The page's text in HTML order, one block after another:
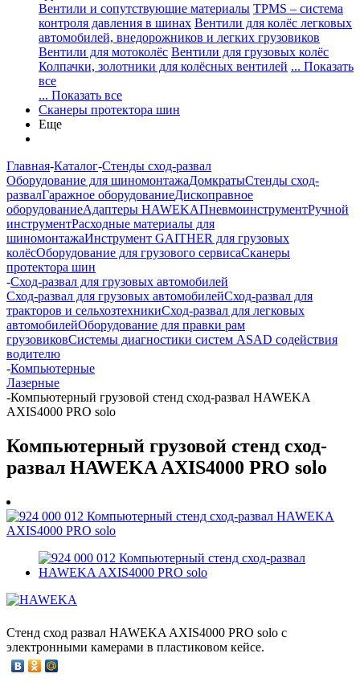
Вентили и сопутствующие материалы TPMS – система
контроля давления в шинах Вентили для колёс легковых
автомобилей, внедорожников и легких грузовиков
Вентили для мотоколёс Вентили для грузовых колёс
Колпачки, золотники для колёсных вентилей ... Показать
все
... Показать все
Сканеры протектора шин
Еще
Главная-Каталог-Стенды сход-развал
Оборудование для шиномонтажаДомкратыСтенды сход-
развалГаражное оборудованиеДископравное
оборудованиеАдаптеры HAWEKAПневмоинструментРучной
инструментРасходные материалы для
шиномонтажаИнструмент GAITHER для грузовых
колёсОборудование для грузового сервисаСканеры
протектора шин
-Сход-развал для грузовых автомобилей
Сход-развал для грузовых автомобилейСход-развал для
тракторов и сельхозтехникиСход-развал для легковых
автомобилейОборудование для правки рам
грузовиковСистемы диагностики систем ASAD содействия
водителю
-Компьютерные
Лазерные
-Компьютерный грузовой стенд сход-развал HAWEKA
AXIS4000 PRO solo
Компьютерный грузовой стенд сход-
развал HAWEKA AXIS4000 PRO solo
Стенд сход развал HAWEKA AXIS4000 PRO solo с
электронными камерами в пластиковом кейсе.